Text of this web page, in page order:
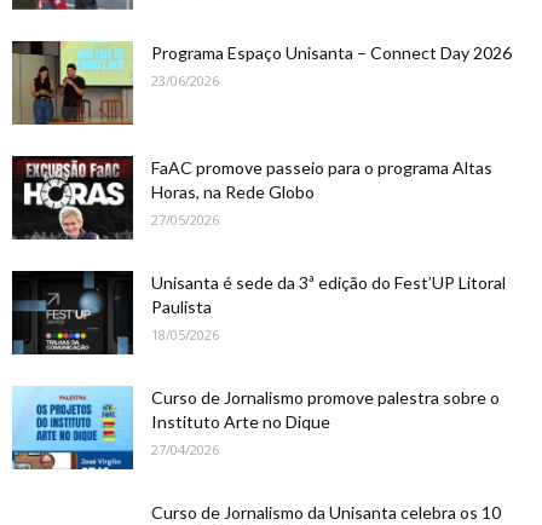
Programa Espaço Unisanta – Connect Day 2026
23/06/2026
FaAC promove passeio para o programa Altas
Horas, na Rede Globo
27/05/2026
Unisanta é sede da 3ª edição do Fest’UP Litoral
Paulista
18/05/2026
Curso de Jornalismo promove palestra sobre o
Instituto Arte no Dique
27/04/2026
Curso de Jornalismo da Unisanta celebra os 10